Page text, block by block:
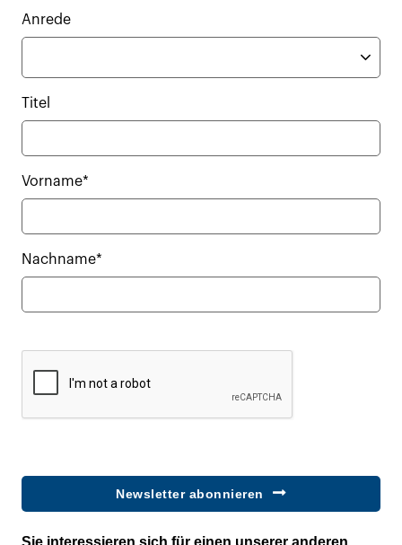
Anrede
Titel
Vorname*
Nachname*
Newsletter abonnieren